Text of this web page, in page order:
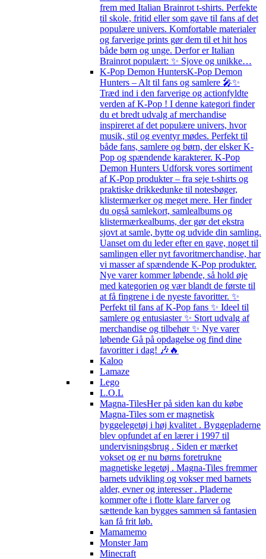
frem med Italian Brainrot t-shirts. Perfekte
til skole, fritid eller som gave til fans af det
populære univers. Komfortable materialer
og farverige prints gør dem til et hit hos
både børn og unge. Derfor er Italian
Brainrot populært: ✨ Sjove og unikke…
K-Pop Demon HuntersK-Pop Demon
Hunters – Alt til fans og samlere 🎤✨
Træd ind i den farverige og actionfyldte
verden af K-Pop ! I denne kategori finder
du et bredt udvalg af merchandise
inspireret af det populære univers, hvor
musik, stil og eventyr mødes. Perfekt til
både fans, samlere og børn, der elsker K-
Pop og spændende karakterer. K-Pop
Demon Hunters Udforsk vores sortiment
af K-Pop produkter – fra seje t-shirts og
praktiske drikkedunke til notesbøger,
klistermærker og meget mere. Her finder
du også samlekort, samlealbums og
klistermærkealbums, der gør det ekstra
sjovt at samle, bytte og udvide din samling.
Uanset om du leder efter en gave, noget til
samlingen eller nyt favoritmerchandise, har
vi masser af spændende K-Pop produkter.
Nye varer kommer løbende, så hold øje
med kategorien og vær blandt de første til
at få fingrene i de nyeste favoritter. ✨
Perfekt til fans af K-Pop fans ✨ Ideel til
samlere og entusiaster ✨ Stort udvalg af
merchandise og tilbehør ✨ Nye varer
løbende Gå på opdagelse og find dine
favoritter i dag! 🎶🔥
Kaloo
Lamaze
Lego
L.O.L
Magna-TilesHer på siden kan du købe
Magna-Tiles som er magnetisk
byggelegetøj i høj kvalitet . Byggepladerne
blev opfundet af en lærer i 1997 til
undervisningsbrug . Siden er mærket
vokset og er nu børns foretrukne
magnetiske legetøj . Magna-Tiles fremmer
barnets udvikling og vokser med barnets
alder, evner og interesser . Pladerne
kommer ofte i flotte klare farver og
sættende kan bygges sammen så fantasien
kan få frit løb.
Mamamemo
Monster Jam
Minecraft